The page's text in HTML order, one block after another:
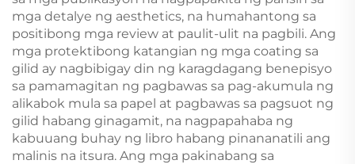
mga detalye ng aesthetics, na humahantong sa
positibong mga review at paulit-ulit na pagbili. Ang
mga protektibong katangian ng mga coating sa
gilid ay nagbibigay din ng karagdagang benepisyo
sa pamamagitan ng pagbawas sa pag-akumula ng
alikabok mula sa papel at pagbawas sa pagsuot ng
gilid habang ginagamit, na nagpapahaba ng
kabuuang buhay ng libro habang pinananatili ang
malinis na itsura. Ang mga pakinabang sa